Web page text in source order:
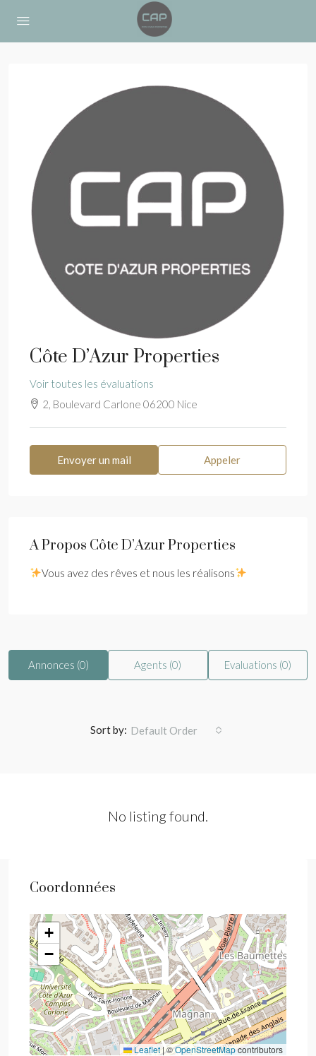
Côte D’Azur Properties
Voir toutes les évaluations
2, Boulevard Carlone 06200 Nice
Envoyer un mail Appeler
A Propos Côte D’Azur Properties
Vous avez des rêves et nous les réalisons
Annonces (0) Agents (0) Evaluations (0)
Sort by: Default Order
No listing found.
Coordonnées
+
−
Leaflet|©OpenStreetMapcontributors